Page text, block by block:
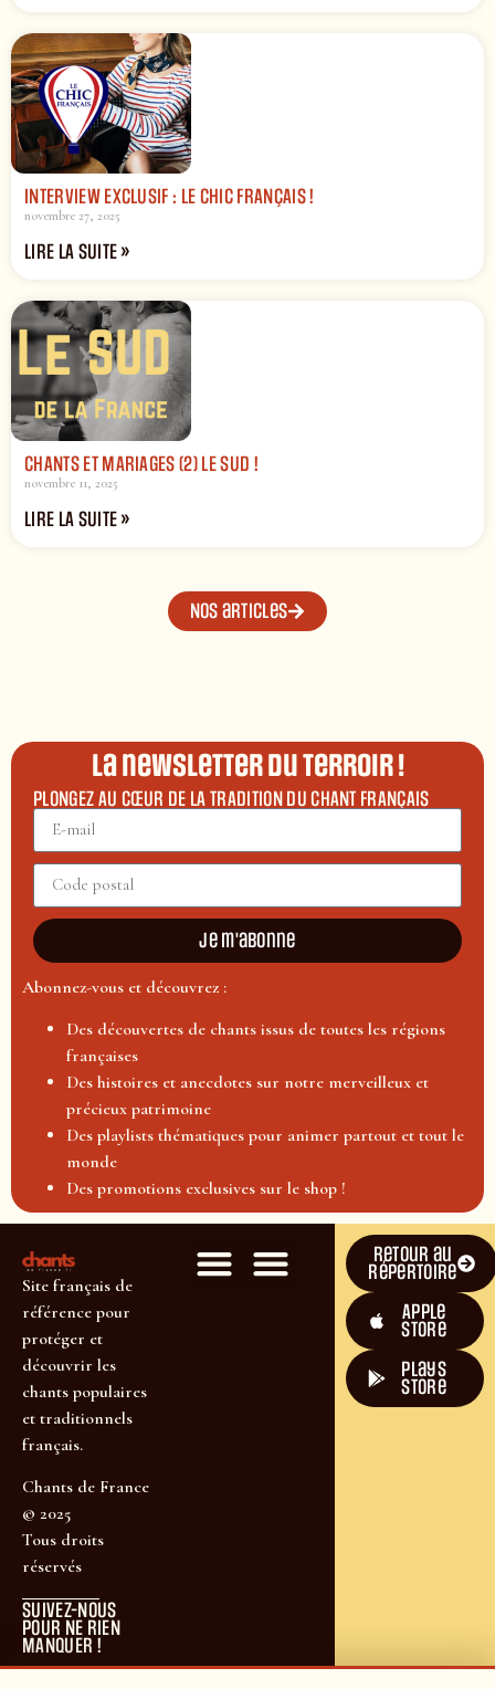
INTERVIEW EXCLUSIF : LE CHIC FRANÇAIS !
novembre 27, 2025
LIRE LA SUITE »
CHANTS ET MARIAGES (2) LE SUD !
novembre 11, 2025
LIRE LA SUITE »
Nos articles
La newsletter du terroir !
PLONGEZ AU CŒUR DE LA TRADITION DU CHANT FRANÇAIS
Je m'abonne
Abonnez-vous et découvrez :
Des découvertes de chants issus de toutes les régions
françaises
Des histoires et anecdotes sur notre merveilleux et
précieux patrimoine
Des playlists thématiques pour animer partout et tout le
monde
Des promotions exclusives sur le shop !
Site français de
référence pour
protéger et
découvrir les
chants populaires
et traditionnels
français.
Chants de France
© 2025
Tous droits
réservés
SUIVEZ-NOUS
POUR NE RIEN
MANQUER !
Retour au
répertoire
Apple
Store
plays
store